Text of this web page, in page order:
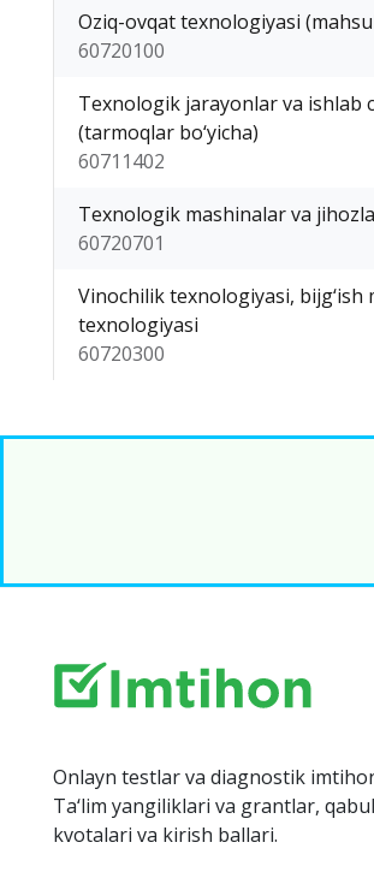
Oziq-ovqat texnologiyasi
60720100
Texnologik jarayonlar va ishlab
(tarmoqlar bo‘yicha)
60711402
Texnologik mashinalar va
60720701
Vinochilik texnologiyasi,
texnologiyasi
60720300
Onlayn testlar va diagnostik
Ta‘lim yangiliklari va grantlar, qabul
kvotalari va kirish ballari.